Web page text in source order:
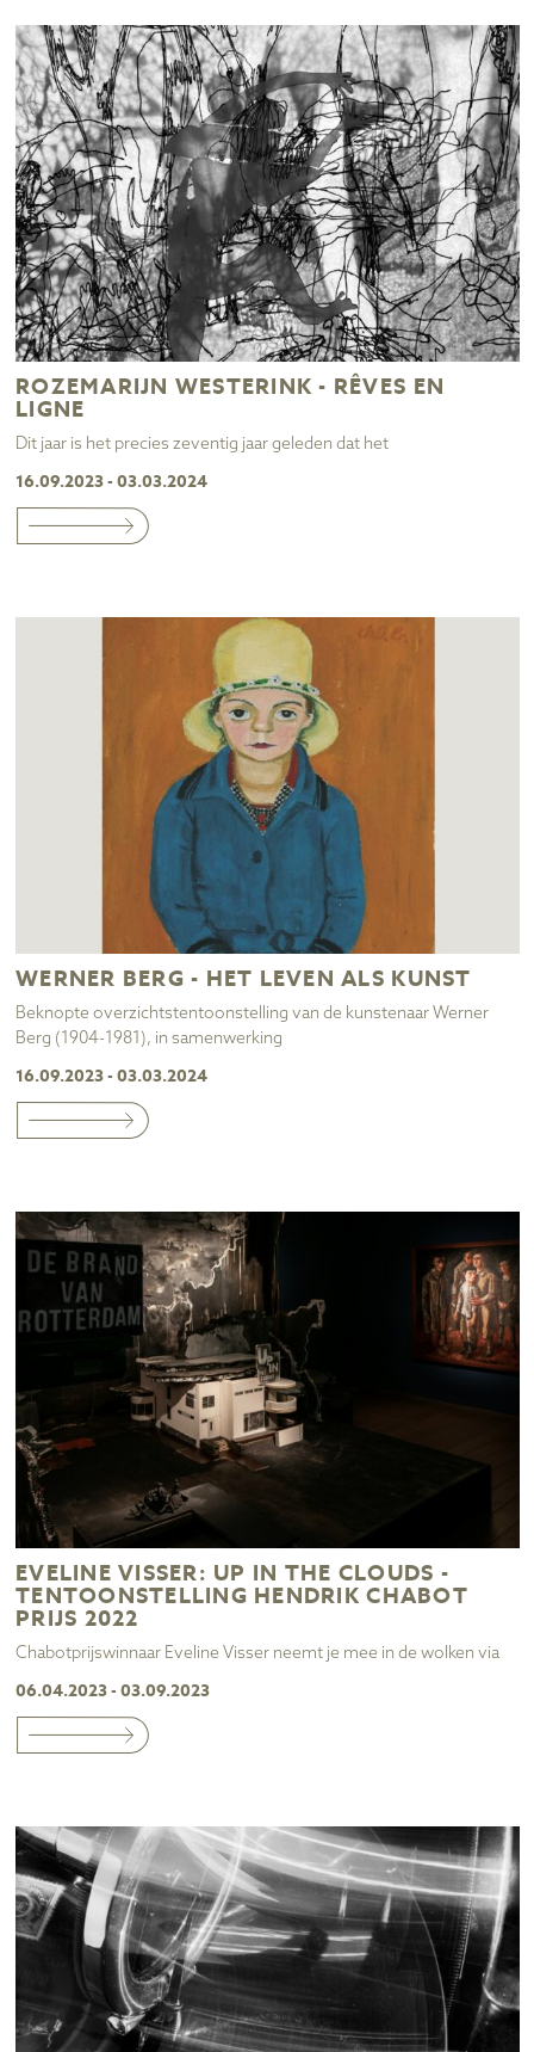
ROZEMARIJN WESTERINK - RÊVES EN
LIGNE
Dit jaar is het precies zeventig jaar geleden dat het
16.09.2023 - 03.03.2024
WERNER BERG - HET LEVEN ALS KUNST
Beknopte overzichtstentoonstelling van de kunstenaar Werner
Berg (1904-1981), in samenwerking
16.09.2023 - 03.03.2024
EVELINE VISSER: UP IN THE CLOUDS -
TENTOONSTELLING HENDRIK CHABOT
PRIJS 2022
Chabotprijswinnaar Eveline Visser neemt je mee in de wolken via
06.04.2023 - 03.09.2023